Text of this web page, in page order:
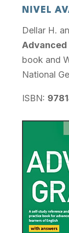
NIVEL
Dellar H.
Advanced
book and
National
ISBN: